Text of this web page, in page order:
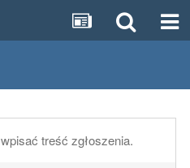
treść zgłoszenia.